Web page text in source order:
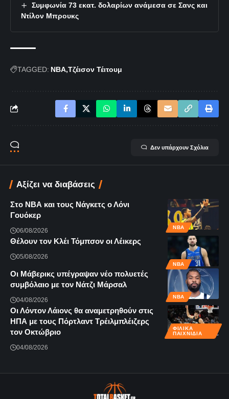
Συμφωνία 73 εκατ. δολαρίων ανάμεσα σε Σανς και
Ντίλον Μπρουκς
TAGGED: NBA Τζέισον Τέιτουμ
Δεν υπάρχουν Σχόλια
Αξίζει να διαβάσεις
NBA
Στο ΝΒΑ και τους Νάγκετς ο Λόνι
Γουόκερ
06/08/2026
NBA
Θέλουν τον Κλέι Τόμπσον οι Λέικερς
05/08/2026
NBA
Οι Μάβερικς υπέγραψαν νέο πολυετές
συμβόλαιο με τον Νάτζι Μάρσαλ
04/08/2026
ΦΙΛΙΚΆ
ΠΑΙΧΝΊΔΙΑ
Οι Λόντον Λάιονς θα αναμετρηθούν στις
ΗΠΑ με τους Πόρτλαντ Τρέιλμπλέιζερς
τον Οκτώβριο
04/08/2026